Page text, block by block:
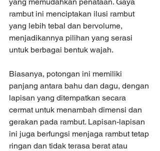
rambut ini menciptakan ilusi rambut
yang lebih tebal dan bervolume,
menjadikannya pilihan yang serasi
untuk berbagai bentuk wajah.
Biasanya, potongan ini memiliki
panjang antara bahu dan dagu, dengan
lapisan yang ditempatkan secara
cermat untuk menambah dimensi dan
gerakan pada rambut. Lapisan-lapisan
ini juga berfungsi menjaga rambut tetap
ringan dan tidak terasa berat atau